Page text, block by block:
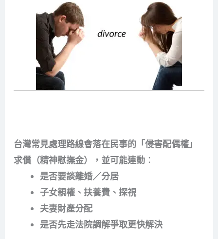
台灣常見處理路線會落在民事的「侵害配偶權」
求償（精神慰撫金），並可能連動：
是否要談離婚／分居
子女親權、扶養費、探視
夫妻財產分配
是否先走法院調解爭取更快解決